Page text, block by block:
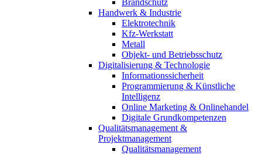
Handwerk & Industrie
Elektrotechnik
Kfz-Werkstatt
Metall
Objekt- und Betriebsschutz
Digitalisierung & Technologie
Informationssicherheit
Programmierung & Künstliche
Intelligenz
Online Marketing & Onlinehandel
Digitale Grundkompetenzen
Qualitätsmanagement &
Projektmanagement
Qualitätsmanagement